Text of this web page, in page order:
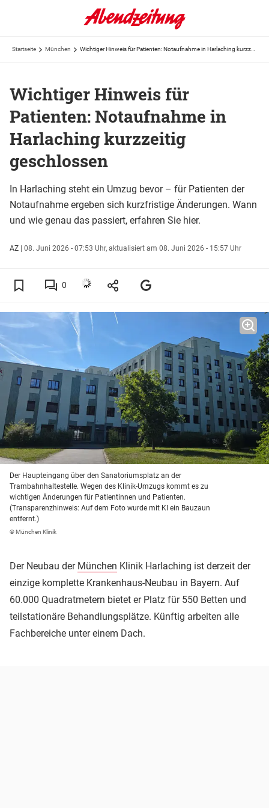
Startseite München
Wichtiger Hinweis für
Patienten: Notaufnahme in
Harlaching kurzzeitig
geschlossen
In Harlaching steht ein Umzug bevor – für Patienten der
Notaufnahme ergeben sich kurzfristige Änderungen. Wann
und wie genau das passiert, erfahren Sie hier.
AZ | 08. Juni 2026 - 07:53 Uhr, aktualisiert am 08. Juni 2026 - 15:57 Uhr
0
Der Haupteingang über den Sanatoriumsplatz an der
Trambahnhaltestelle. Wegen des Klinik-Umzugs kommt es zu
wichtigen Änderungen für Patientinnen und Patienten.
(Transparenzhinweis: Auf dem Foto wurde mit KI ein Bauzaun
entfernt.)
© München Klinik
Der Neubau der München Klinik Harlaching ist derzeit der
einzige komplette Krankenhaus-Neubau in Bayern. Auf
60.000 Quadratmetern bietet er Platz für 550 Betten und
teilstationäre Behandlungsplätze. Künftig arbeiten alle
Fachbereiche unter einem Dach.